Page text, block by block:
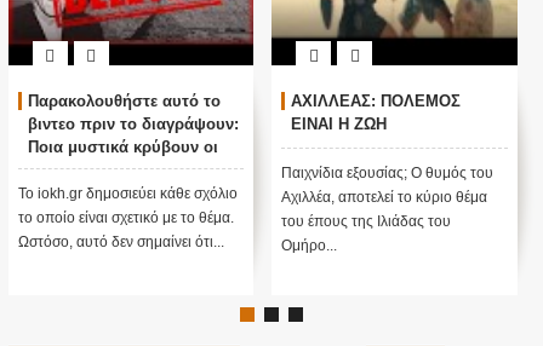
Παρακολουθήστε αυτό το
βιντεο πριν το διαγράψουν:
Ποια μυστικά κρύβουν οι
πυραμίδες; Γιατί χτίστηκαν;
Το iokh.gr δημοσιεύει κάθε σχόλιο
το οποίο είναι σχετικό με το θέμα.
Ωστόσο, αυτό δεν σημαίνει ότι...
ΑΧΙΛΛΕΑΣ: ΠΟΛΕΜΟΣ
ΕΙΝΑΙ Η ΖΩΗ
Παιχνίδια εξουσίας; Ο θυμός του
Αχιλλέα, αποτελεί το κύριο θέμα
του έπους της Ιλιάδας του
Ομήρο...